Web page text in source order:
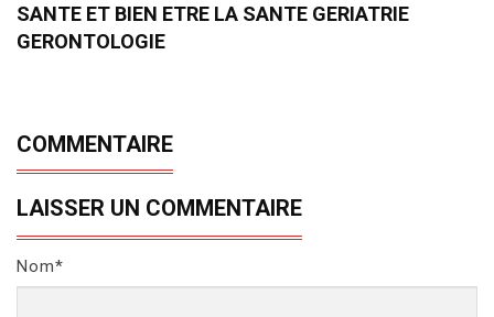
SANTE ET BIEN ETRE LA SANTE GERIATRIE
GERONTOLOGIE
COMMENTAIRE
LAISSER UN COMMENTAIRE
Nom*